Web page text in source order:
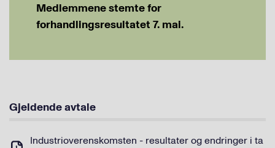
Medlemmene stemte for
forhandlingsresultatet 7. mai.
Gjeldende avtale
Industrioverenskomsten - resultater og endringer i ta